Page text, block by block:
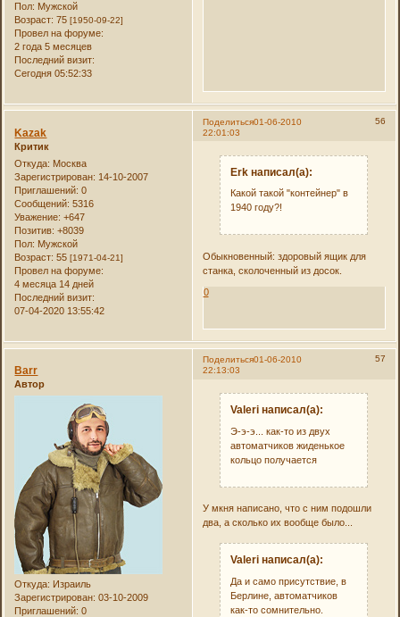
Пол: Мужской
Возраст: 75[1950-09-22]
Провел на форуме:
2 года 5 месяцев
Последний визит:
Сегодня 05:52:33
Поделиться 56
01-06-2010
22:01:03
Kazak
Критик
Откуда: Москва
Зарегистрирован: 14-10-2007
Приглашений: 0
Сообщений: 5316
Уважение: +647
Позитив: +8039
Пол: Мужской
Возраст: 55[1971-04-21]
Провел на форуме:
4 месяца 14 дней
Последний визит:
07-04-2020 13:55:42
Erk написал(а):
Какой такой "контейнер" в
1940 году?!
Обыкновенный: здоровый ящик для
станка, сколоченный из досок.
0
Поделиться 57
01-06-2010
22:13:03
Barr
Автор
Откуда: Израиль
Зарегистрирован: 03-10-2009
Приглашений: 0
Valeri написал(а):
Э-э-э... как-то из двух
автоматчиков жиденькое
кольцо получается
У мкня написано, что с ним подошли
два, а сколько их вообще было...
Valeri написал(а):
Да и само присутствие, в
Берлине, автоматчиков
как-то сомнительно.